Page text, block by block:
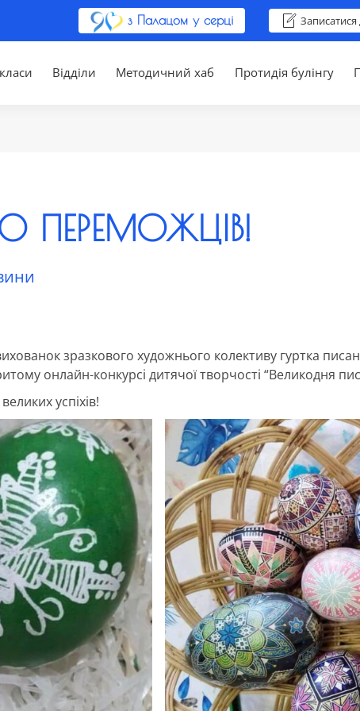
з Палацом у серці Записатися
Відділи Методичний хаб Протидія булінгу
ПЕРЕМОЖЦІВ!
зразкового художнього колективу гуртка
онлайн-конкурсі дитячої творчості “Великодня
успіхів!